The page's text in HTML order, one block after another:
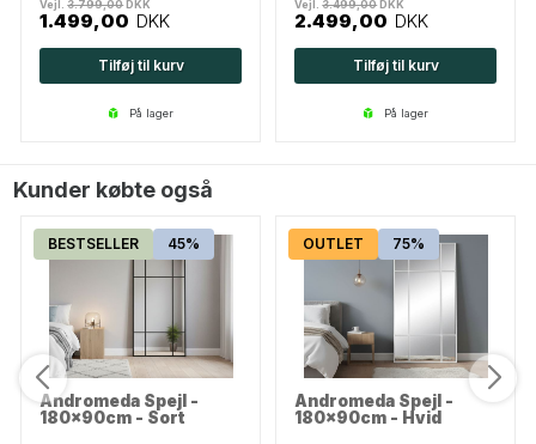
Vejl.3.799,00DKK
1.499,00 DKK
Tilføj til kurv
på lager
Vejl.3.499,00DKK
2.499,00 DKK
Tilføj til kurv
på lager
Kunder købte også
BESTSELLER 45%
Andromeda Spejl -
180x90cm - Sort
OUTLET 75%
Andromeda Spejl -
180x90cm - Hvid